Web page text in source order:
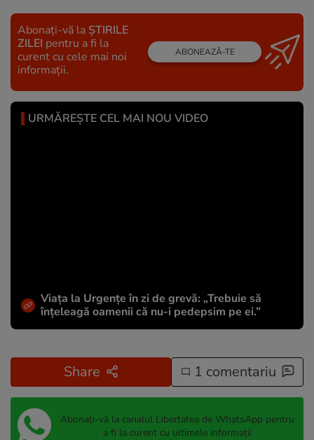
Abonați-vă la ȘTIRILE
ZILEI pentru a fi la
curent cu cele mai noi
informații.
ABONEAZĂ-TE
URMĂREȘTE CEL MAI NOU VIDEO
Viața la Urgențe în zi de grevă: „Trebuie să
înțeleagă oamenii că nu-i pedepsim pe ei.”
Share 1 comentariu
Abonați-vă la canalul Libertatea de WhatsApp pentru
a fi la curent cu ultimele informații